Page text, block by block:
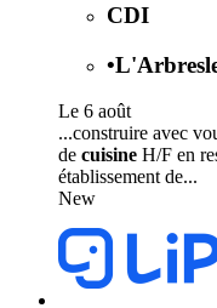
CDI
•
Le 6 août
...construire avec
de cuisine H/F en
établissement de...
New